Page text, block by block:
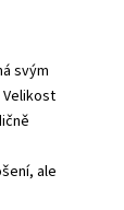
svým
ale